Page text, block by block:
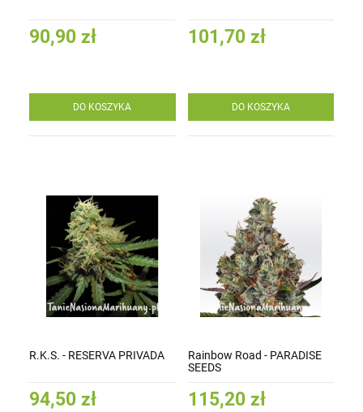
90,90 zł
DO KOSZYKA
101,70 zł
DO KOSZYKA
R.K.S. - RESERVA PRIVADA
94,50 zł
Rainbow Road - PARADISE
SEEDS
115,20 zł